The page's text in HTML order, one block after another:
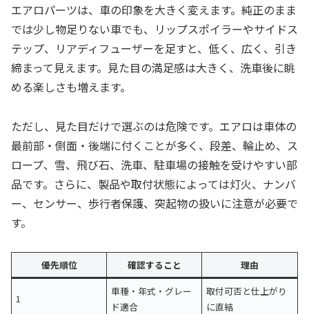
エアロパーツは、車の印象を大きく変えます。純正のまま
では少し物足りない車でも、リップスポイラーやサイドス
テップ、リアディフューザーを足すと、低く、広く、引き
締まって見えます。見た目の満足感は大きく、洗車後に眺
める楽しさも増えます。
ただし、見た目だけで選ぶのは危険です。エアロは車体の
最前部・側面・後端に付くことが多く、段差、輪止め、ス
ロープ、雪、飛び石、洗車、駐車場の接触を受けやすい部
品です。さらに、製品や取付状態によっては灯火、ナンバ
ー、センサー、歩行者保護、突起物の扱いに注意が必要で
す。
優先順位 確認すること 理由
1
車種・年式・グレー
ド適合
取付可否と仕上がり
に直結